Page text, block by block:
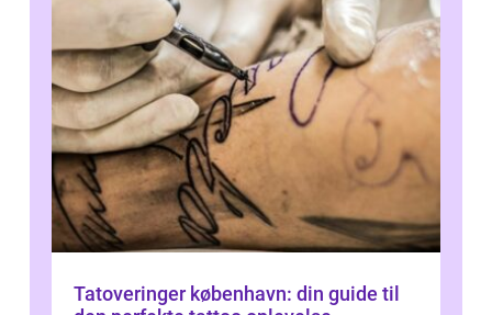
Tatoveringer københavn: din guide til